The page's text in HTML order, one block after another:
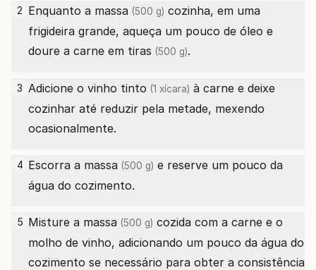
2 Enquanto a massa (500 g) cozinha, em uma
frigideira grande, aqueça um pouco de óleo e
doure a carne em tiras (500 g).
3 Adicione o vinho tinto (1 xícara) à carne e deixe
cozinhar até reduzir pela metade, mexendo
ocasionalmente.
4 Escorra a massa (500 g) e reserve um pouco da
água do cozimento.
5 Misture a massa (500 g) cozida com a carne e o
molho de vinho, adicionando um pouco da água do
cozimento se necessário para obter a consistência